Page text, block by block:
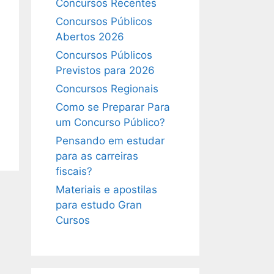
Concursos Recentes
Concursos Públicos
Abertos 2026
Concursos Públicos
Previstos para 2026
Concursos Regionais
Como se Preparar Para
um Concurso Público?
Pensando em estudar
para as carreiras
fiscais?
Materiais e apostilas
para estudo Gran
Cursos